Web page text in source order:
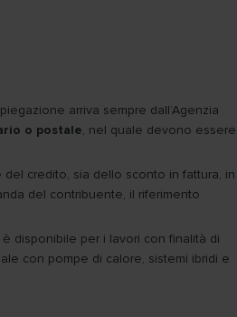
arriva sempre dall’Agenzia
o postale, nel quale devono essere
credito, sia dello sconto in fattura, in
del contribuente, il riferimento
disponibile per i lavori con finalità di
con pompe di calore, sistemi ibridi e